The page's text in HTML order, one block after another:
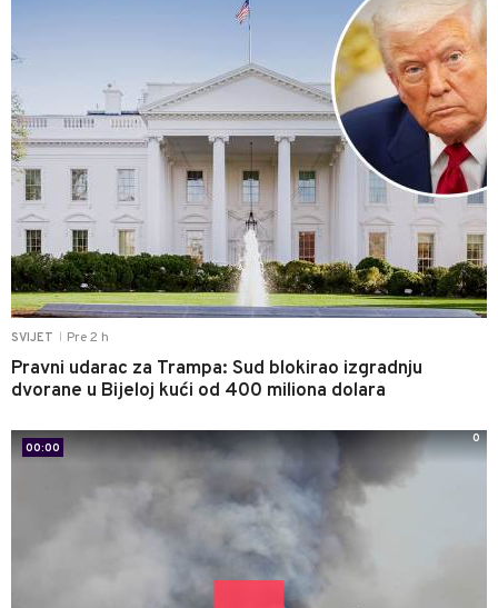
SVIJET Pre 2 h
Pravni udarac za Trampa: Sud blokirao izgradnju
dvorane u Bijeloj kući od 400 miliona dolara
00:00
0